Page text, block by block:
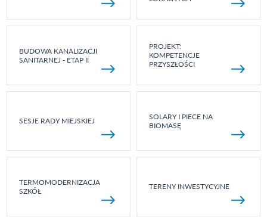
BUDOWA KANALIZACJI
SANITARNEJ - ETAP II
PROJEKT:
KOMPETENCJE
PRZYSZŁOŚCI
SESJE RADY MIEJSKIEJ
SOLARY I PIECE NA
BIOMASĘ
TERMOMODERNIZACJA
SZKÓŁ
TERENY INWESTYCYJNE